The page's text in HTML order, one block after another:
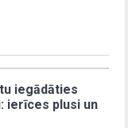
iegādāties
ierīces plusi un